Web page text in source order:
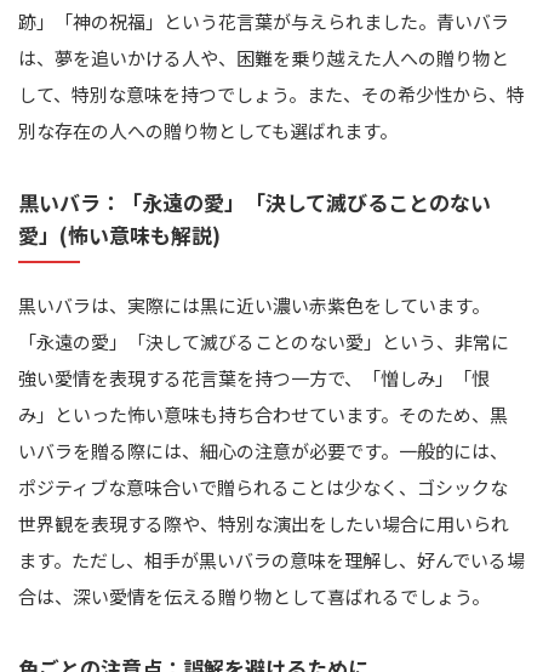
跡」「神の祝福」という花言葉が与えられました。青いバラ
は、夢を追いかける人や、困難を乗り越えた人への贈り物と
して、特別な意味を持つでしょう。また、その希少性から、特
別な存在の人への贈り物としても選ばれます。
黒いバラ：「永遠の愛」「決して滅びることのない
愛」(怖い意味も解説)
黒いバラは、実際には黒に近い濃い赤紫色をしています。
「永遠の愛」「決して滅びることのない愛」という、非常に
強い愛情を表現する花言葉を持つ一方で、「憎しみ」「恨
み」といった怖い意味も持ち合わせています。そのため、黒
いバラを贈る際には、細心の注意が必要です。一般的には、
ポジティブな意味合いで贈られることは少なく、ゴシックな
世界観を表現する際や、特別な演出をしたい場合に用いられ
ます。ただし、相手が黒いバラの意味を理解し、好んでいる場
合は、深い愛情を伝える贈り物として喜ばれるでしょう。